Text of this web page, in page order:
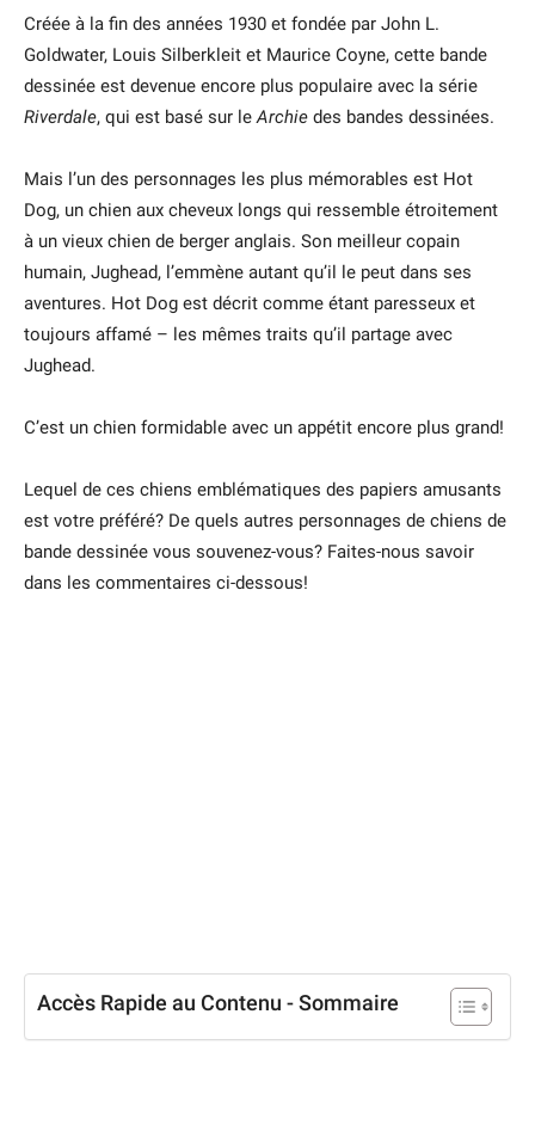
Créée à la fin des années 1930 et fondée par John L.
Goldwater, Louis Silberkleit et Maurice Coyne, cette bande
dessinée est devenue encore plus populaire avec la série
Riverdale, qui est basé sur leArchie des bandes dessinées.
Mais l’un des personnages les plus mémorables est Hot
Dog, un chien aux cheveux longs qui ressemble étroitement
à un vieux chien de berger anglais. Son meilleur copain
humain, Jughead, l’emmène autant qu’il le peut dans ses
aventures. Hot Dog est décrit comme étant paresseux et
toujours affamé – les mêmes traits qu’il partage avec
Jughead.
C’est un chien formidable avec un appétit encore plus grand!
Lequel de ces chiens emblématiques des papiers amusants
est votre préféré? De quels autres personnages de chiens de
bande dessinée vous souvenez-vous? Faites-nous savoir
dans les commentaires ci-dessous!
Accès Rapide au Contenu - Sommaire